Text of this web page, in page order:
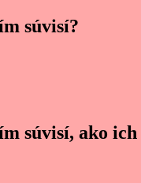
súvisí?
súvisí, ako